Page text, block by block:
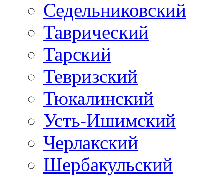
Седельниковский
Таврический
Тарский
Тевризский
Тюкалинский
Усть-Ишимский
Черлакский
Шербакульский